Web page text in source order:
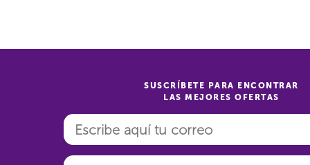
SUSCRÍBETE PARA ENCONTRAR
LAS MEJORES OFERTAS